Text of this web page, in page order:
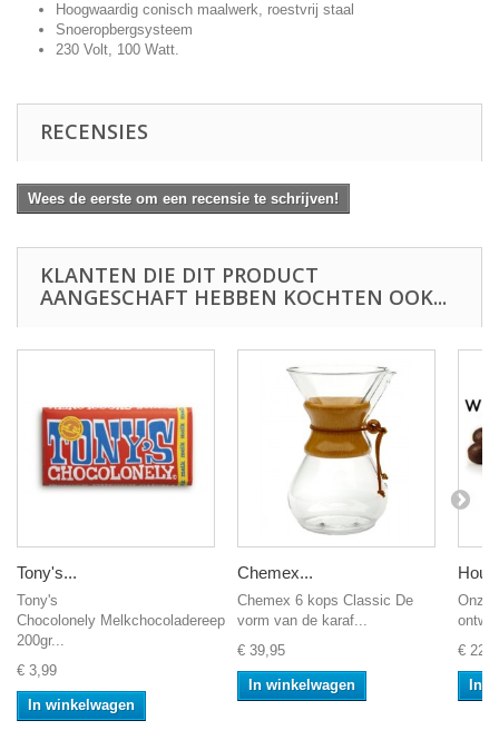
Hoogwaardig conisch maalwerk, roestvrij staal
Snoeropbergsysteem
230 Volt, 100 Watt.
RECENSIES
Wees de eerste om een recensie te schrijven!
KLANTEN DIE DIT PRODUCT
AANGESCHAFT HEBBEN KOCHTEN OOK...
Tony's...
Tony's
Chocolonely Melkchocoladereep
200gr...
€ 3,99
In winkelwagen
Chemex...
Chemex 6 kops Classic De
vorm van de karaf...
€ 39,95
In winkelwagen
Onze
€
In